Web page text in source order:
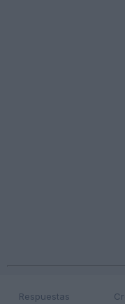
Respuestas